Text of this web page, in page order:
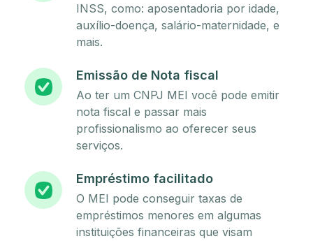
INSS, como: aposentadoria por idade,
auxílio-doença, salário-maternidade, e
mais.
Emissão de Nota fiscal
Ao ter um CNPJ MEI você pode emitir
nota fiscal e passar mais
profissionalismo ao oferecer seus
serviços.
Empréstimo facilitado
O MEI pode conseguir taxas de
empréstimos menores em algumas
instituições financeiras que visam